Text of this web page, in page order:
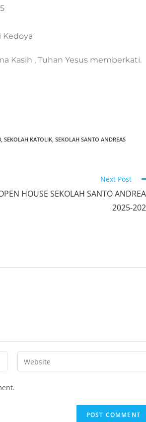
Kedoya
Kasih , Tuhan Yesus memberkati.
, SEKOLAH KATOLIK, SEKOLAH SANTO ANDREAS
Next Post
HOUSE SEKOLAH SANTO
2025-